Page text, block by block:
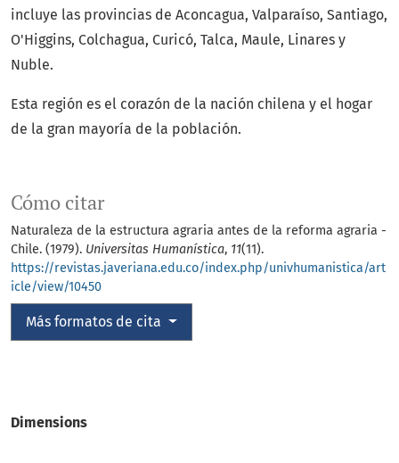
Cómo citar
Naturaleza de la estructura agraria antes de la reforma agraria -
Chile. (1979). Universitas Humanística, 11(11).
https://revistas.javeriana.edu.co/index.php/univhumanistica/art
icle/view/10450
Más formatos de cita
Dimensions
incluye las provincias de Aconcagua, Valparaíso, Santiago,
O'Higgins, Colchagua, Curicó, Talca, Maule, Linares y
Nuble.
Esta región es el corazón de la nación chilena y el hogar
de la gran ma­yoría de la población.